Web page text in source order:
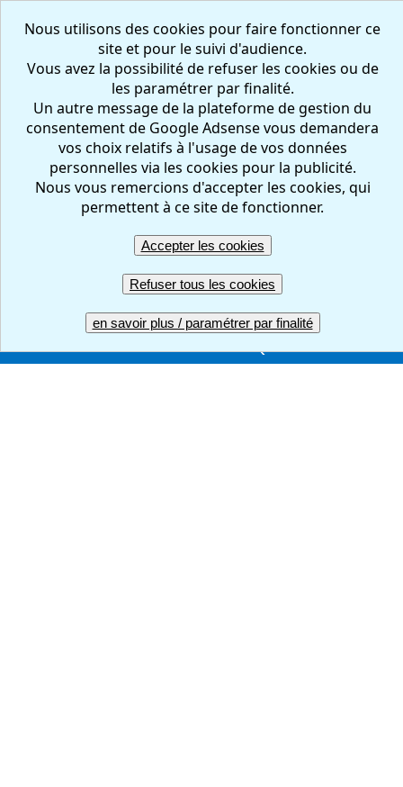
Nous utilisons des cookies pour faire fonctionner ce
site et pour le suivi d'audience.
Vous avez la possibilité de refuser les cookies ou de
les paramétrer par finalité.
Un autre message de la plateforme de gestion du
consentement de Google Adsense vous demandera
vos choix relatifs à l'usage de vos données
personnelles via les cookies pour la publicité.
Nous vous remercions d'accepter les cookies, qui
permettent à ce site de fonctionner.
Accepter les cookies
Refuser tous les cookies
en savoir plus / paramétrer par finalité
CREER REPONDRE
RESULTATS
GERER
COMPTE PRO UNE QUESTION ?